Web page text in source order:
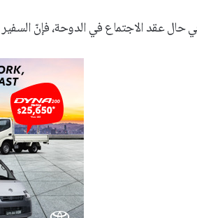
حال عقد الاجتماع في الدوحة، فإنّ